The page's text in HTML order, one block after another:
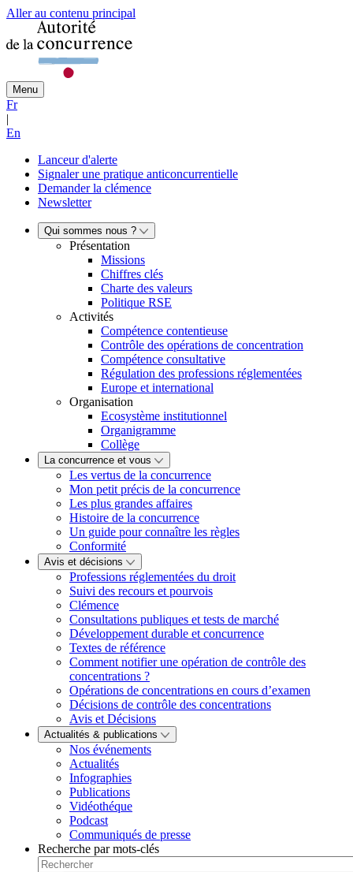
Aller au contenu principal
Menu
Fr
|
En
Lanceur d'alerte
Signaler une pratique anticoncurrentielle
Demander la clémence
Newsletter
Qui sommes nous ?
Présentation
Missions
Chiffres clés
Charte des valeurs
Politique RSE
Activités
Compétence contentieuse
Contrôle des opérations de concentration
Compétence consultative
Régulation des professions réglementées
Europe et international
Organisation
Ecosystème institutionnel
Organigramme
Collège
La concurrence et vous
Les vertus de la concurrence
Mon petit précis de la concurrence
Les plus grandes affaires
Histoire de la concurrence
Un guide pour connaître les règles
Conformité
Avis et décisions
Professions réglementées du droit
Suivi des recours et pourvois
Clémence
Consultations publiques et tests de marché
Développement durable et concurrence
Textes de référence
Comment notifier une opération de contrôle des
concentrations ?
Opérations de concentrations en cours d’examen
Décisions de contrôle des concentrations
Avis et Décisions
Actualités & publications
Nos événements
Actualités
Infographies
Publications
Vidéothéque
Podcast
Communiqués de presse
Recherche par mots-clés